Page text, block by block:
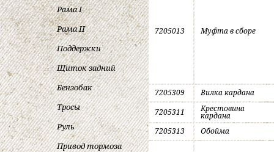
Рама I
Рама II
Поддержки
Щиток задний
Бензобак
Тросы
Руль
Привод тормоза
7205013 Муфта в сборе
7205309
Вилка кардана
7205311
Крестовина
кардана
7205313
Обойма